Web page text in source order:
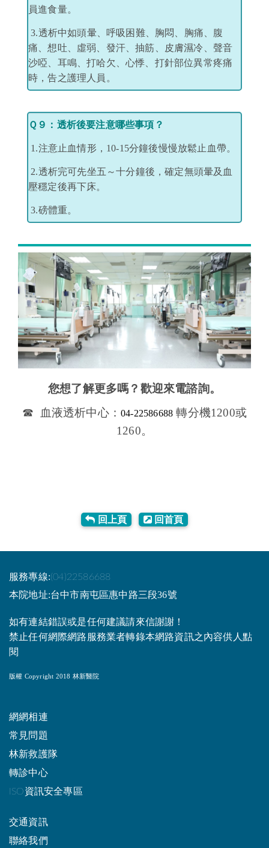
員進食量。
3.透析中如頭暈、呼吸困難、胸悶、胸痛、腹
痛、想吐、虛弱、發汗、抽筋、皮膚濕冷、聲音
沙啞、耳鳴、打哈欠、心悸、打針部位異常疼痛
時，告之護理人員。
Ｑ９：透析後要注意哪些事項？
1.注意止血情形， 10-15分鐘後慢慢放鬆止血帶。
2.透析完可先坐五～十分鐘後，確定無頭暈及血
壓穩定後再下床。
3.磅體重。
您想了解更多嗎？歡迎來電諮詢。
☎ 血液透析中心： 04-22586688 轉分機1200或
1260。
回上頁 回首頁
服務專線:(04)22586688
本院地址:台中市南屯區惠中路三段36號
如有連結錯誤或是任何建議請來信謝謝！
禁止任何網際網路服務業者轉錄本網路資訊之內容供人點
閱
版權 Copyright 2018 林新醫院
網網相連
常見問題
林新救護隊
轉診中心
ISO資訊安全專區
交通資訊
聯絡我們